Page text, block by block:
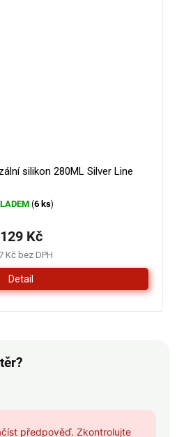
silikon 280ML Silver Line
(6 ks)
Kč bez DPH
129 Kč
Detail
předpověď. Zkontrolujte